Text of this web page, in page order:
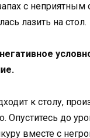
с
лазить на стол.
к столу,
Опуститесь до
вместе с